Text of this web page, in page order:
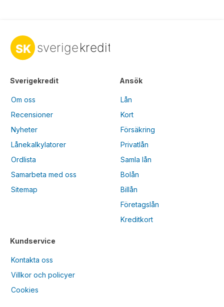
Sverigekredit
Om oss
Recensioner
Nyheter
Lånekalkylatorer
Ordlista
Samarbeta med oss
Sitemap
Kundservice
Kontakta oss
Villkor och policyer
Cookies
Ansök
Lån
Kort
Försäkring
Privatlån
Samla lån
Bolån
Billån
Företagslån
Kreditkort